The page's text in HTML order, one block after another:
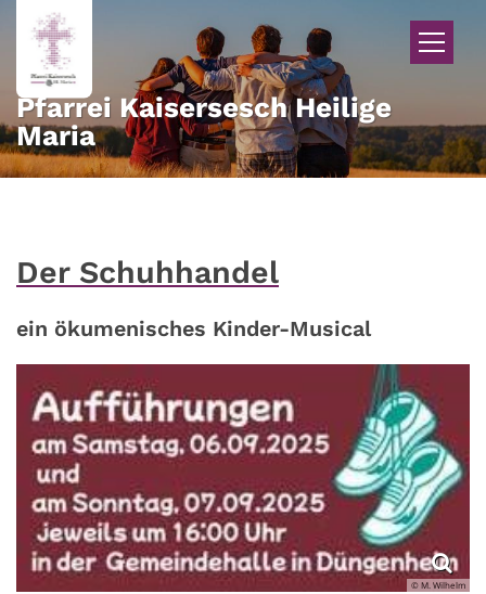
Zum Inhalt springen
Pfarrei Kaisersesch Heilige
Maria
Der Schuhhandel
ein ökumenisches Kinder-Musical
© M. Wilhelm